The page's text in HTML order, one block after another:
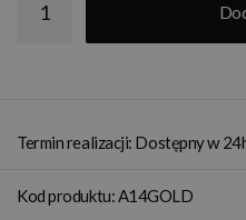
Termin realizacji: Dostępny w
Kod produktu: A14GOLD